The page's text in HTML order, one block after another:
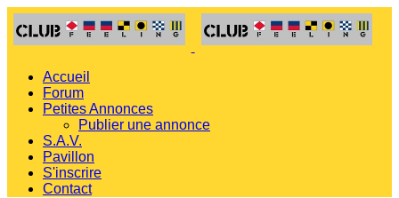
Accueil
Forum
Petites Annonces
Publier une annonce
S.A.V.
Pavillon
S'inscrire
Contact